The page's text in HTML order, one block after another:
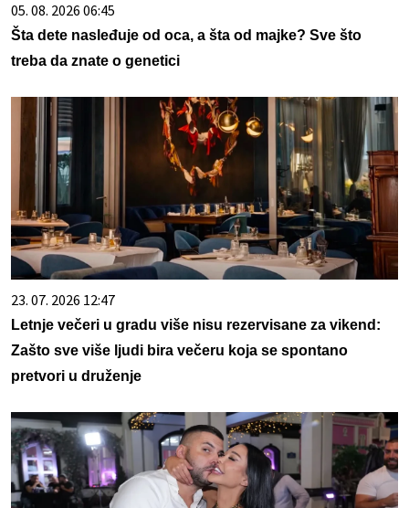
05. 08. 2026 06:45
Šta dete nasleđuje od oca, a šta od majke? Sve što
treba da znate o genetici
23. 07. 2026 12:47
Letnje večeri u gradu više nisu rezervisane za vikend:
Zašto sve više ljudi bira večeru koja se spontano
pretvori u druženje